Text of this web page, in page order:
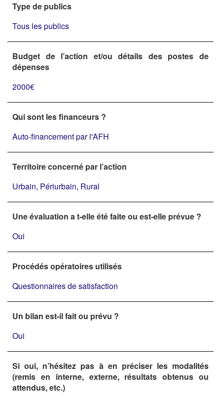
Type de publics
Tous les publics
Budget de l’action et/ou détails des postes de
dépenses
2000€
Qui sont les financeurs ?
Auto-financement par l'AFH
Territoire concerné par l’action
Urbain, Périurbain, Rural
Une évaluation a t-elle été faite ou est-elle prévue ?
Oui
Procédés opératoires utilisés
Questionnaires de satisfaction
Un bilan est-il fait ou prévu ?
Oui
Si oui, n’hésitez pas à en préciser les modalités
(remis en interne, externe, résultats obtenus ou
attendus, etc.)